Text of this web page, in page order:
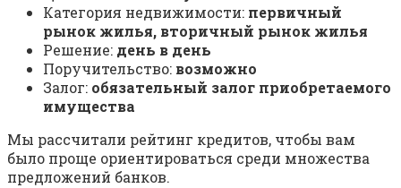
Категория недвижимости: первичный
рынок жилья, вторичный рынок жилья
Решение: день в день
Поручительство: возможно
Залог: обязательный залог приобретаемого
имущества
Мы рассчитали рейтинг кредитов, чтобы вам
было проще ориентироваться среди множества
предложений банков.